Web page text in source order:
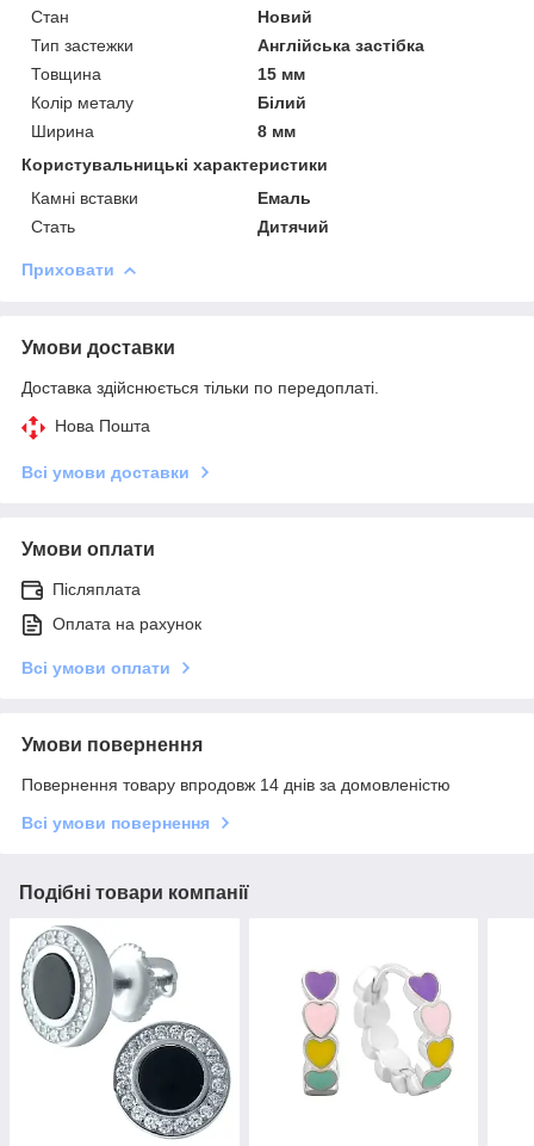
Стан
Новий
Тип застежки
Англійська застібка
Товщина
15 мм
Колір металу
Білий
Ширина
8 мм
Користувальницькі характеристики
Камні вставки
Емаль
Стать
Дитячий
Приховати
Умови доставки
Доставка здійснюється тільки по передоплаті.
Нова Пошта
Всі умови доставки
Умови оплати
Післяплата
Оплата на рахунок
Всі умови оплати
Умови повернення
Повернення товару впродовж 14 днів за домовленістю
Всі умови повернення
Подібні товари компанії